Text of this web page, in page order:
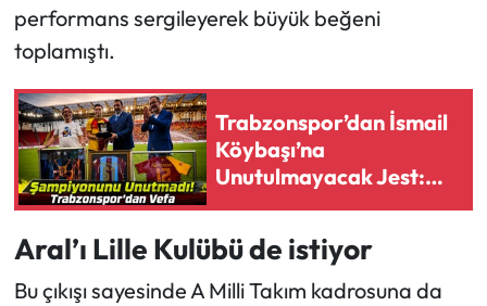
performans sergileyerek büyük beğeni
toplamıştı.
Trabzonspor’dan İsmail
Köybaşı’na
Unutulmayacak Jest:
Maç Öncesi Sürpriz
Aral’ı Lille Kulübü de istiyor
Bu çıkışı sayesinde A Milli Takım kadrosuna da